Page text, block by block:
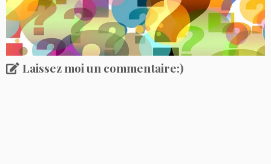
Laissez moi un commentaire:)